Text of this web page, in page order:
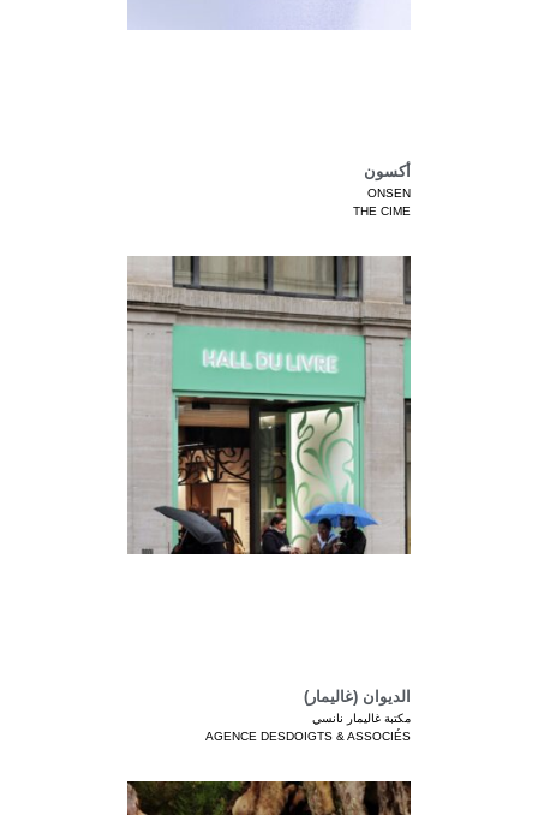
أكسون
ONSEN
THE CIME
الديوان (غاليمار)
مكتبة غاليمار نانسي
AGENCE DESDOIGTS & ASSOCIÉS